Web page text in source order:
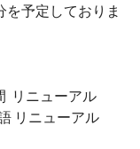
を予定しておりま
リニューアル
リニューアル